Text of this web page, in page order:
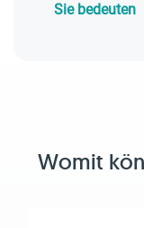
Sie bedeuten
Womit